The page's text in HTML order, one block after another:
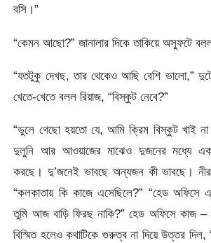
বসি।”
“কেমন আছো?” জানালার দিকে তাকিয়ে অস্ফুটে
“যতটুকু দেখছ, তার থেকেও আছি বেশি ভালো,”
খেতে-খেতে বলল রিয়াজ, “বিস্কুট নেবে?”
“ভুলে গেছো হয়তো যে, আমি ক্রিম বিস্কুট খাই
দুলুনি আর আওয়াজের মাঝেও দুজনের মধ্যে
করছে। দু’জনেই ভাবছে অন্যজন কী ভাবছে।
“কলকাতায় কি কাজে এসেছিলে?” “হেড অফিসে
তুমি আজ বাড়ি ফিরছ নাকি?” হেড অফিসে কাজ –
বিস্মিত হলেও কথাটিকে গুরুত্ব না দিয়ে উত্তর